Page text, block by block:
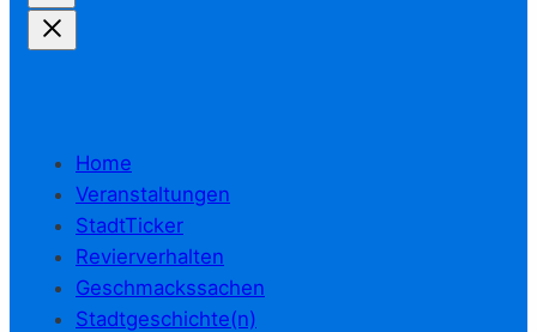
Home
Veranstaltungen
StadtTicker
Revierverhalten
Geschmackssachen
Stadtgeschichte(n)